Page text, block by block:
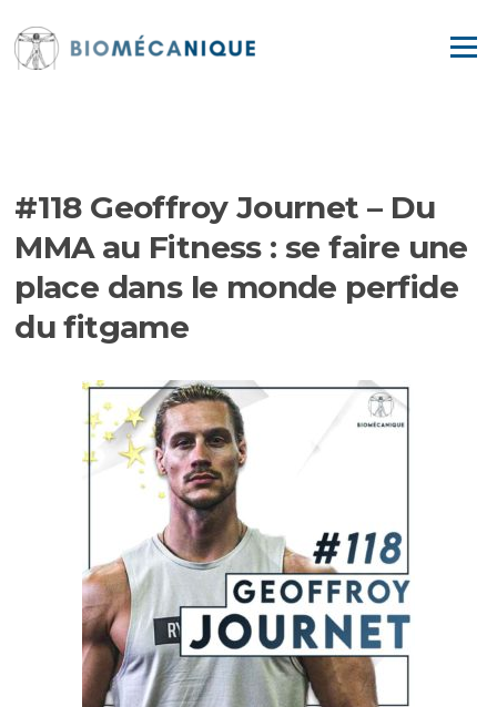
contenu
Menu
#118 Geoffroy Journet – Du
MMA au Fitness : se faire une
place dans le monde perfide
du fitgame